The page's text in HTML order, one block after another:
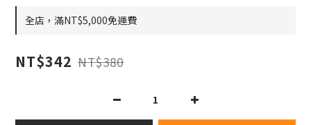
全店，滿NT$5,000免運費
NT$342 NT$380